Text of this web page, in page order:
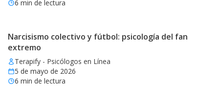
6 min de lectura
Narcisismo colectivo y fútbol: psicología del fan
extremo
Terapify - Psicólogos en Línea
5 de mayo de 2026
6 min de lectura